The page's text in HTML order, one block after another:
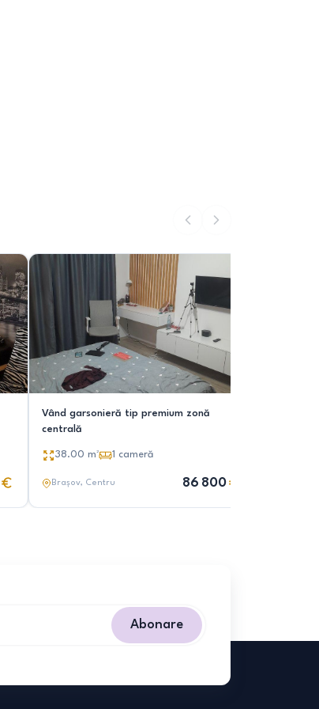
Vând garsonieră tip premium zonă
centrală
38.00 m² 1 cameră
Brașov, Centru 86 800
Abonare